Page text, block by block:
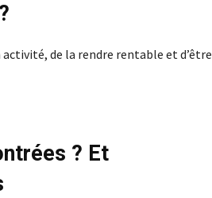
de la rendre rentable et d’être
? Et